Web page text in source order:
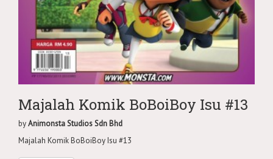
Majalah Komik BoBoiBoy Isu #13
byAnimonsta Studios Sdn Bhd
Majalah Komik BoBoiBoy Isu #13